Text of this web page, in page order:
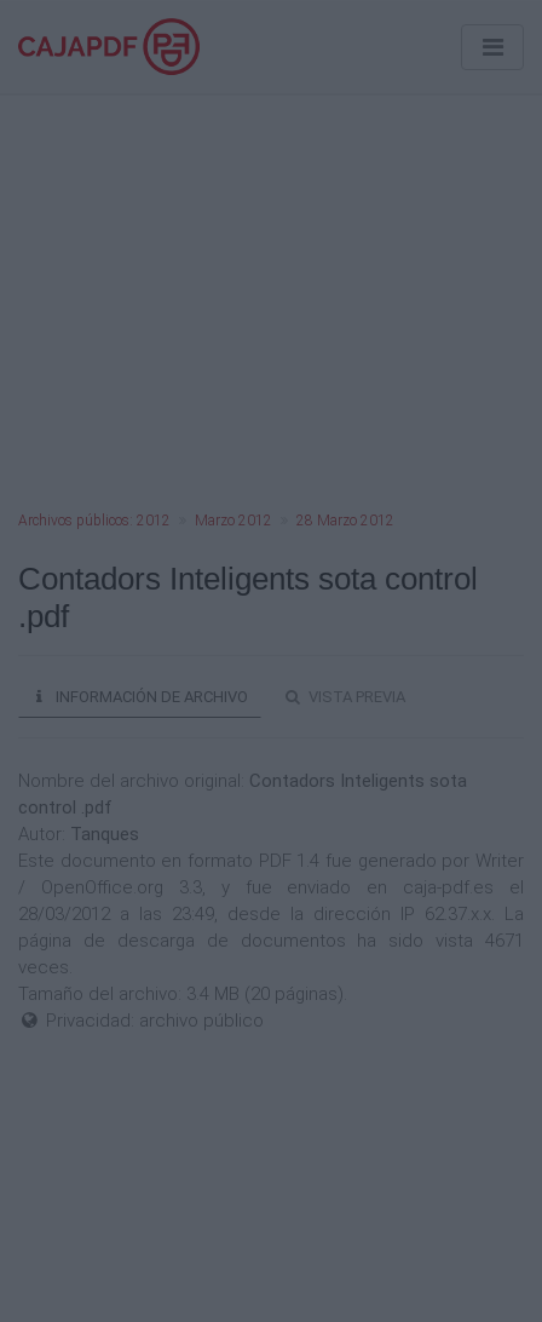
Archivos públicos: 2012 Marzo 2012 28 Marzo 2012
Contadors Inteligents sota control
.pdf
INFORMACIÓN DE ARCHIVO VISTA PREVIA
Nombre del archivo original: Contadors Inteligents sota
control .pdf
Autor: Tanques
Este documento en formato PDF 1.4 fue generado por Writer
/ OpenOffice.org 3.3, y fue enviado en caja-pdf.es el
28/03/2012 a las 23:49, desde la dirección IP 62.37.x.x. La
página de descarga de documentos ha sido vista 4671
veces.
Tamaño del archivo: 3.4 MB (20 páginas).
Privacidad: archivo público